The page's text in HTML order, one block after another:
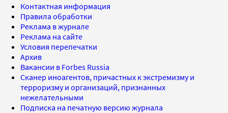
Контактная информация
Правила обработки
Реклама в журнале
Реклама на сайте
Условия перепечатки
Архив
Вакансии в Forbes Russia
Сканер иноагентов, причастных к экстремизму и
терроризму и организаций, признанных
нежелательными
Подписка на печатную версию журнала